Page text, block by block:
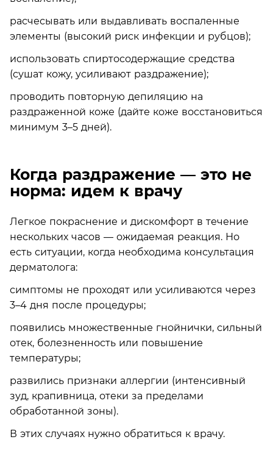
расчесывать или выдавливать воспаленные
элементы (высокий риск инфекции и рубцов);
использовать спиртосодержащие средства
(сушат кожу, усиливают раздражение);
проводить повторную депиляцию на
раздраженной коже (дайте коже восстановиться
минимум 3–5 дней).
Когда раздражение — это не
норма: идем к врачу
Легкое покраснение и дискомфорт в течение
нескольких часов — ожидаемая реакция. Но
есть ситуации, когда необходима консультация
дерматолога:
симптомы не проходят или усиливаются через
3–4 дня после процедуры;
появились множественные гнойнички, сильный
отек, болезненность или повышение
температуры;
развились признаки аллергии (интенсивный
зуд, крапивница, отеки за пределами
обработанной зоны).
В этих случаях нужно обратиться к врачу.